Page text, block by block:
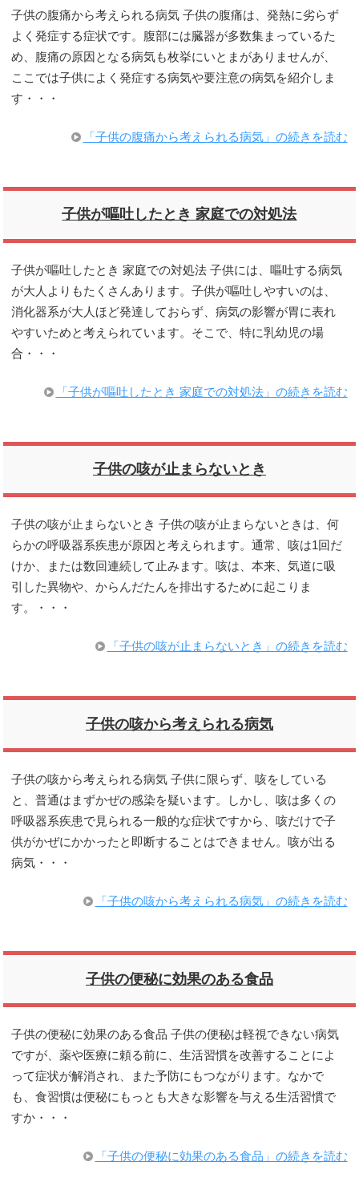
子供の腹痛から考えられる病気 子供の腹痛は、発熱に劣らず
よく発症する症状です。腹部には臓器が多数集まっているた
め、腹痛の原因となる病気も枚挙にいとまがありませんが、
ここでは子供によく発症する病気や要注意の病気を紹介しま
す・・・
「子供の腹痛から考えられる病気」の続きを読む
子供が嘔吐したとき 家庭での対処法
子供が嘔吐したとき 家庭での対処法 子供には、嘔吐する病気
が大人よりもたくさんあります。子供が嘔吐しやすいのは、
消化器系が大人ほど発達しておらず、病気の影響が胃に表れ
やすいためと考えられています。そこで、特に乳幼児の場
合・・・
「子供が嘔吐したとき 家庭での対処法」の続きを読む
子供の咳が止まらないとき
子供の咳が止まらないとき 子供の咳が止まらないときは、何
らかの呼吸器系疾患が原因と考えられます。通常、咳は1回だ
けか、または数回連続して止みます。咳は、本来、気道に吸
引した異物や、からんだたんを排出するために起こりま
す。・・・
「子供の咳が止まらないとき」の続きを読む
子供の咳から考えられる病気
子供の咳から考えられる病気 子供に限らず、咳をしている
と、普通はまずかぜの感染を疑います。しかし、咳は多くの
呼吸器系疾患で見られる一般的な症状ですから、咳だけで子
供がかぜにかかったと即断することはできません。咳が出る
病気・・・
「子供の咳から考えられる病気」の続きを読む
子供の便秘に効果のある食品
子供の便秘に効果のある食品 子供の便秘は軽視できない病気
ですが、薬や医療に頼る前に、生活習慣を改善することによ
って症状が解消され、また予防にもつながります。なかで
も、食習慣は便秘にもっとも大きな影響を与える生活習慣で
すか・・・
「子供の便秘に効果のある食品」の続きを読む